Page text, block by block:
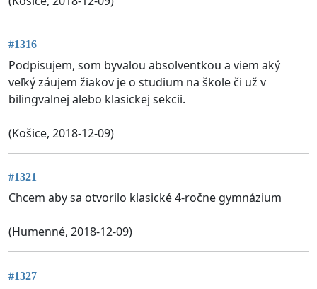
#1316
Podpisujem, som byvalou absolventkou a viem aký
veľký záujem žiakov je o studium na škole či už v
bilingvalnej alebo klasickej sekcii.
(Košice, 2018-12-09)
#1321
Chcem aby sa otvorilo klasické 4-ročne gymnázium
(Humenné, 2018-12-09)
#1327